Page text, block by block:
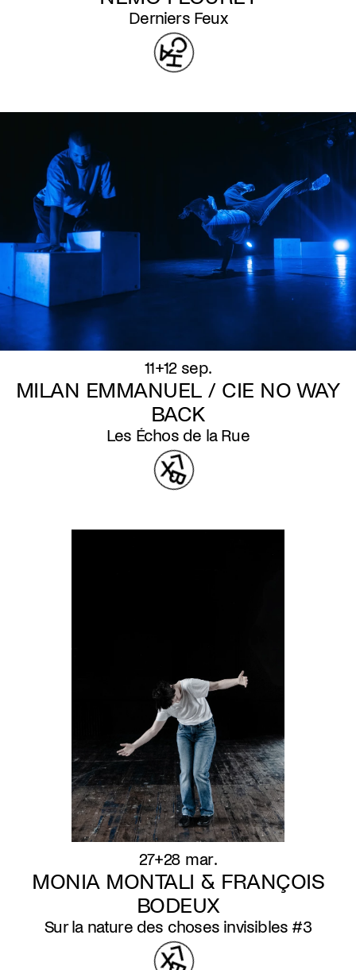
Derniers Feux
11+12 sep.
MILAN EMMANUEL / CIE NO WAY
BACK
Les Échos de la Rue
27+28 mar.
MONIA MONTALI & FRANÇOIS
BODEUX
Sur la nature des choses invisibles #3